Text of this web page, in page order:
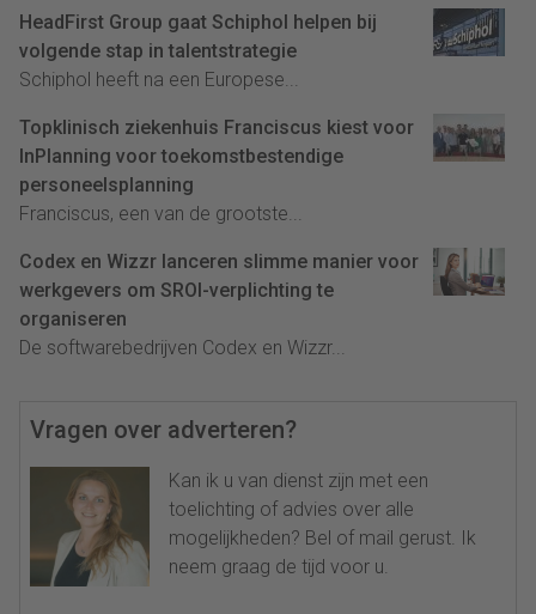
HeadFirst Group gaat Schiphol helpen bij
volgende stap in talentstrategie
Schiphol heeft na een Europese...
Topklinisch ziekenhuis Franciscus kiest voor
InPlanning voor toekomstbestendige
personeelsplanning
Franciscus, een van de grootste...
Codex en Wizzr lanceren slimme manier voor
werkgevers om SROI-verplichting te
organiseren
De softwarebedrijven Codex en Wizzr...
Vragen over adverteren?
Kan ik u van dienst zijn met een
toelichting of advies over alle
mogelijkheden? Bel of mail gerust. Ik
neem graag de tijd voor u.